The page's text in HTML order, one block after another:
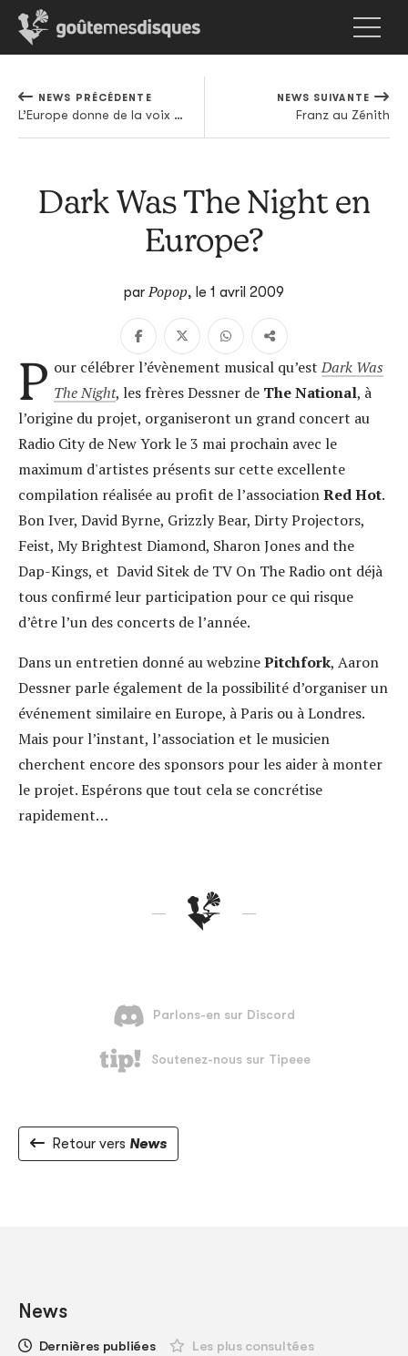
NEWS PRÉCÉDENTE
L’Europe donne de la voix à Clermont-Ferrand
NEWS SUIVANTE
Franz au Zénith
Dark Was The Night en
Europe?
parPopop, le 1 avril 2009
P our célébrer l’évènement musical qu’estDark Was
The Night, les frères Dessner de The National, à
l’origine du projet, organiseront un grand concert au
Radio City de New York le 3 mai prochain avec le
maximum d'artistes présents sur cette excellente
compilation réalisée au profit de l’associationRed Hot.
BonIver, DavidByrne, Grizzly Bear, Dirty Projectors,
Feist, My Brightest Diamond, Sharon Jones and the
Dap-Kings, et David Sitek de TV On The Radio ont déjà
tous confirmé leur participation pour ce qui risque
d’être l’un des concerts de l’année.
Dans un entretien donné au webzinePitchfork, Aaron
Dessner parle également de la possibilité d’organiser un
événement similaire en Europe, à Paris ou à Londres.
Mais pour l’instant, l’association et le musicien
cherchent encore des sponsors pour les aider à monter
le projet. Espérons que tout cela se concrétise
rapidement…
Retour vers News
News
Dernières publiées Les plus consultées